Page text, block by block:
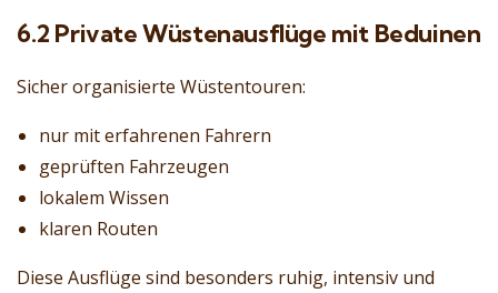
6.2 Private Wüstenausflüge mit Beduinen
Sicher organisierte Wüstentouren:
nur mit erfahrenen Fahrern
geprüften Fahrzeugen
lokalem Wissen
klaren Routen
Diese Ausflüge sind besonders ruhig, intensiv und